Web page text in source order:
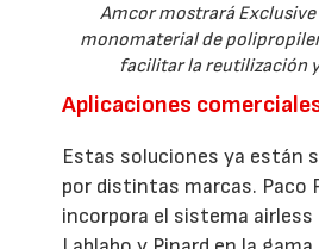
Amcor mostrará
monomaterial de
facilitar la reutilización
Aplicaciones
Estas soluciones ya están
por distintas marcas. Paco
incorpora el sistema airless